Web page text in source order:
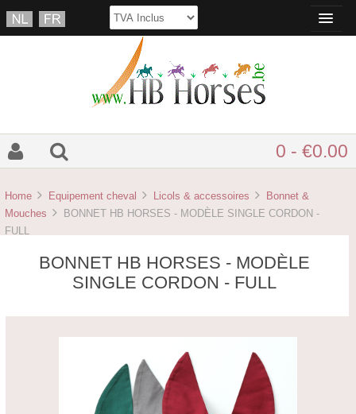
0 - €0.00
Home Equipement cheval Licols & accessoires
Bonnet &
Mouches
BONNET HB HORSES - MODÈLE SINGLE CORDON -
FULL
BONNET HB HORSES - MODÈLE
SINGLE CORDON - FULL